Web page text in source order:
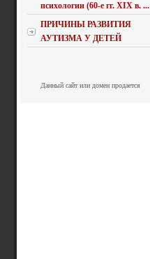
психологии (60-е гг. XIX в. ...
ПРИЧИНЫ РАЗВИТИЯ
АУТИЗМА У ДЕТЕЙ
Данный сайт или домен продается